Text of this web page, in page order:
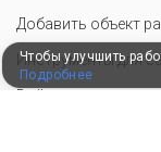
Добавить объект
Инструменты для
Войти в экстранет
Чтобы улучшить
Подробнее